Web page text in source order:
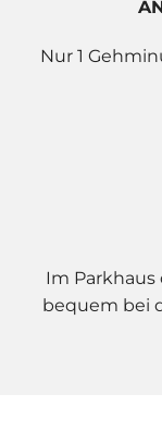
Nur 1
Im Parkhaus
bequem bei